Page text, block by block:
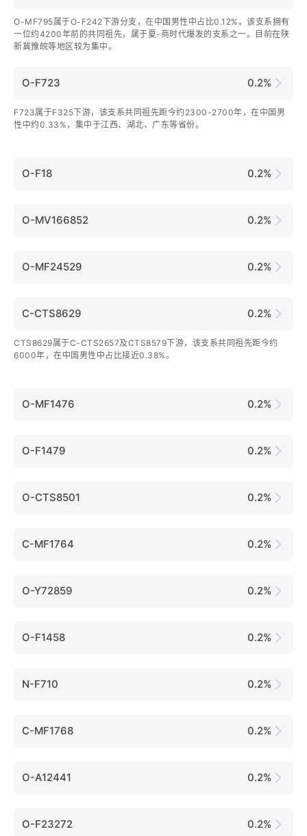
O-MF795属于O-F242下游分支，在中国男性中占比0.12%。该支系拥有
一位约4200年前的共同祖先，属于夏-商时代爆发的支系之一。目前在陕
新冀豫皖等地区较为集中。
O-F723 0.2%
F723属于F325下游，该支系共同祖先距今约2300-2700年，在中国男
性中约0.33%，集中于江西、湖北、广东等省份。
O-F18 0.2%
O-MV166852 0.2%
O-MF24529 0.2%
C-CTS8629 0.2%
CTS8629属于C-CTS2657及CTS8579下游，该支系共同祖先距今约
6000年，在中国男性中占比接近0.38%。
O-MF1476 0.2%
O-F1479 0.2%
O-CTS8501 0.2%
C-MF1764 0.2%
O-Y72859 0.2%
O-F1458 0.2%
N-F710 0.2%
C-MF1768 0.2%
O-A12441 0.2%
O-F23272 0.2%